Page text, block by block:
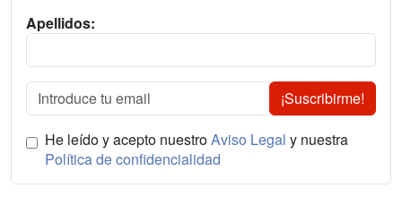
Apellidos:
¡Suscribirme!
He leído y acepto nuestroAviso Legal y nuestra
Política de confidencialidad